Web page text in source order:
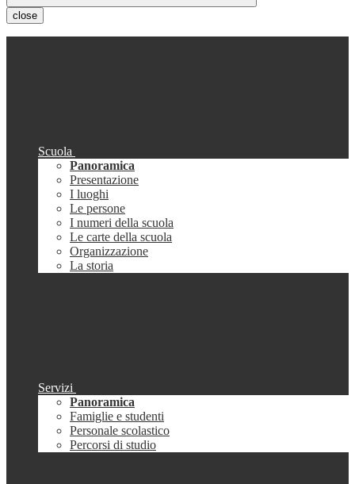
close
Scuola
Panoramica
Presentazione
I luoghi
Le persone
I numeri della scuola
Le carte della scuola
Organizzazione
La storia
Servizi
Panoramica
Famiglie e studenti
Personale scolastico
Percorsi di studio